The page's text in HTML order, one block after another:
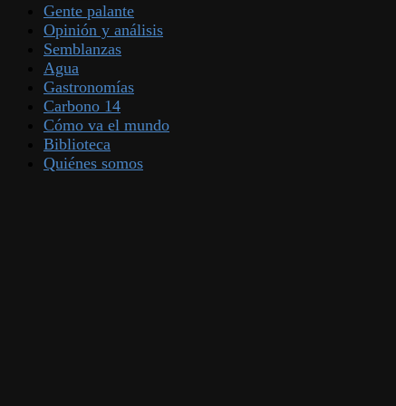
Gente palante
Opinión y análisis
Semblanzas
Agua
Gastronomías
Carbono 14
Cómo va el mundo
Biblioteca
Quiénes somos